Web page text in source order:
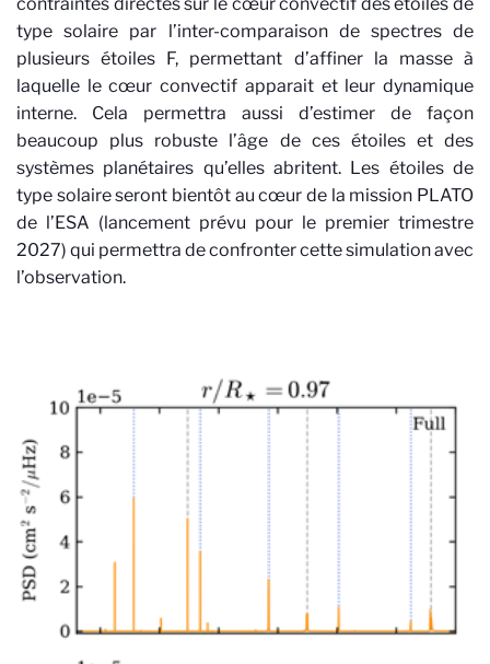
type solaire par l’inter-comparaison de spectres de
plusieurs étoiles F, permettant d’affiner la masse à
laquelle le cœur convectif apparait et leur dynamique
interne. Cela permettra aussi d’estimer de façon
beaucoup plus robuste l’âge de ces étoiles et des
systèmes planétaires qu’elles abritent. Les étoiles de
type solaire seront bientôt au cœur de la mission PLATO
de l’ESA (lancement prévu pour le premier trimestre
2027) qui permettra de confronter cette simulation avec
l’observation.